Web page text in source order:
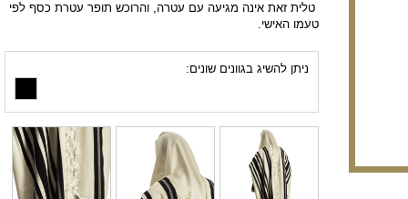
טלית זאת אינה מגיעה עם עטרה, והרוכש תופר עטרת כסף לפי
טעמו האישי.
ניתן להשיג בגוונים שונים: